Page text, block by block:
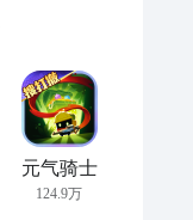
元气骑士
124.9万